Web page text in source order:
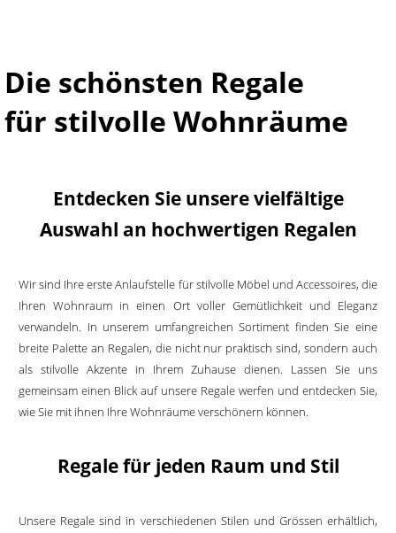
Die schönsten Regale
für stilvolle Wohnräume
Entdecken Sie unsere vielfältige
Auswahl an hochwertigen Regalen
Wir sind Ihre erste Anlaufstelle für stilvolle Möbel und Accessoires, die
Ihren Wohnraum in einen Ort voller Gemütlichkeit und Eleganz
verwandeln. In unserem umfangreichen Sortiment finden Sie eine
breite Palette an Regalen, die nicht nur praktisch sind, sondern auch
als stilvolle Akzente in Ihrem Zuhause dienen. Lassen Sie uns
gemeinsam einen Blick auf unsere Regale werfen und entdecken Sie,
wie Sie mit ihnen Ihre Wohnräume verschönern können.
Regale für jeden Raum und Stil
Unsere Regale sind in verschiedenen Stilen und Grössen erhältlich,